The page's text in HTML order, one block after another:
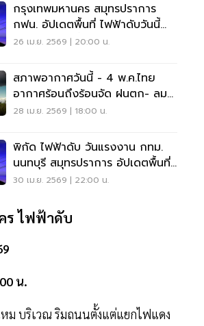
กรุงเทพมหานคร สมุทรปราการ
กฟน. อัปเดตพื้นที่ ไฟฟ้าดับวันนี้
27-29 เม.ย. นี้
26 เม.ย. 2569 | 20:00 น.
สภาพอากาศวันนี้ - 4 พ.ค.ไทย
อากาศร้อนถึงร้อนจัด ฝนตก- ลม
กระโชกแรงบางแห่ง
28 เม.ย. 2569 | 18:00 น.
พิกัด ไฟฟ้าดับ วันแรงงาน กทม.
นนทบุรี สมุทรปราการ อัปเดตพื้นที่
1-2 พ.ค.นี้
30 เม.ย. 2569 | 22:00 น.
ร ไฟฟ้าดับ
น.
ม บริเวณ ริมถนนตั้งแต่แยกไฟแดง